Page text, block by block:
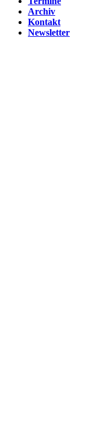
Archiv
Kontakt
Newsletter